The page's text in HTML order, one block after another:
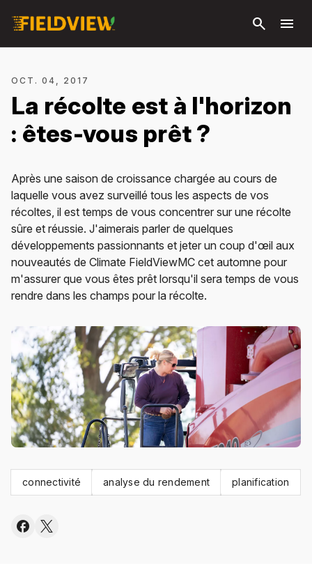
principal
search menu
OCT. 04, 2017
La récolte est à l'horizon
: êtes-vous prêt ?
Après une saison de croissance chargée au cours de
laquelle vous avez surveillé tous les aspects de vos
récoltes, il est temps de vous concentrer sur une récolte
sûre et réussie. J'aimerais parler de quelques
développements passionnants et jeter un coup d'œil aux
nouveautés de Climate FieldViewMC cet automne pour
m'assurer que vous êtes prêt lorsqu'il sera temps de vous
rendre dans les champs pour la récolte.
connectivité analyse du rendement planification